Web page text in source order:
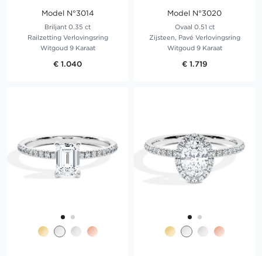
Model N°3014
Briljant 0.35 ct
Railzetting Verlovingsring
Witgoud 9 Karaat
€ 1.040
Model N°3020
Ovaal 0.51 ct
Zijsteen, Pavé Verlovingsring
Witgoud 9 Karaat
€ 1.719